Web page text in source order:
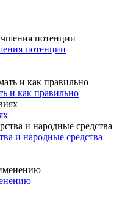
потенции
и как правильно
и народные средства